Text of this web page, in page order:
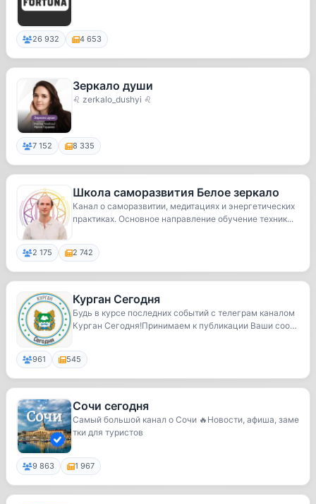
26 932 4 653
Зеркало души
♌ zerkalo_dushyi ♌
7 152 8 335
Школа саморазвития Белое зеркало
Канал о саморазвитии, медитациях и энергетических
практиках. Основное направление обучение техник...
2 175 2 742
Курган Сегодня
Будь в курсе последних событий c телеграм каналом
Курган Сегодня!Принимаем к публикации Ваши соо
961 545
Сочи сегодня
Самый большой канал о Сочи 🔥Новости, афиша, заме
тки для туристов
9 863 1 967